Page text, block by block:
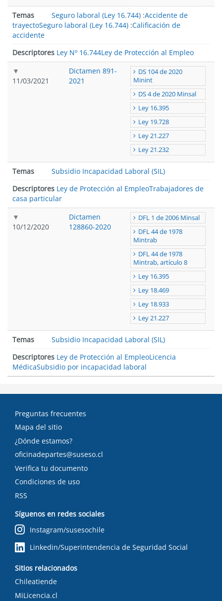
Temas Seguro laboral (Ley 16.744) :Accidente de
trayectoSeguro laboral (Ley 16.744) :Calificación de
accidente
Descriptores Ley Nº 16.744Ley de Protección al Empleo
11/03/2021
Dictamen 891-
2021
DS 104 de 2020
Minint
DS 4 de 2020 Minsal
Ley 16.395
Ley 19.728
Ley 21.227
Ley 21.232
Temas
Subsidio Incapacidad Laboral (SIL)
Descriptores Ley de Protección al EmpleoTrabajadores de
casa particular
10/12/2020
Dictamen
128860-2020
DFL 1 de 2006 Minsal
DFL 44 de 1978
Mintrab
DFL 44 de 1978
Mintrab, artículo 8
Ley 16.395
Ley 18.469
Ley 18.933
Ley 21.227
Temas
Subsidio Incapacidad Laboral (SIL)
Descriptores Ley de Protección al EmpleoLicencia
MédicaSubsidio por incapacidad laboral
Preguntas frecuentes
Mapa del sitio
¿Dónde estamos?
oficinadepartes@suseso.cl
Verifica tu documento
Condiciones de uso
RSS
Síguenos en redes sociales
Instagram/susesochile
Linkedin/Superintendencia de Seguridad Social
Sitios relacionados
Chileatiende
MiLicencia.cl